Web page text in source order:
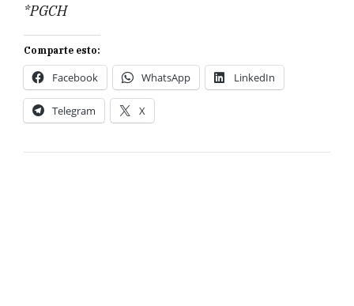
*PGCH
Comparte esto:
Facebook WhatsApp LinkedIn
Telegram X